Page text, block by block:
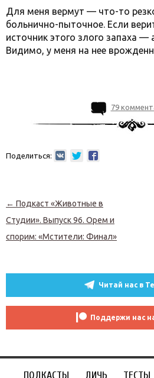
Для меня вермут — что-то
больнично-пыточное. Если
источник этого злого запаха —
Видимо, у меня на нее
79
Поделиться:
Навигация по записям
← Подкаст «Животные в
Студии». Выпуск 96. Орем и
спорим: «Мстители: Финал»
Читай нас в
Поддержи нас
ПОДКАСТЫ ДИЧЬ ТЕСТЫ